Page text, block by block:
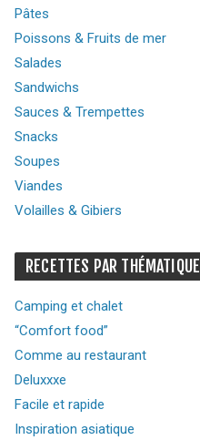
Pâtes
Poissons & Fruits de mer
Salades
Sandwichs
Sauces & Trempettes
Snacks
Soupes
Viandes
Volailles & Gibiers
RECETTES PAR THÉMATIQUE
Camping et chalet
“Comfort food”
Comme au restaurant
Deluxxxe
Facile et rapide
Inspiration asiatique